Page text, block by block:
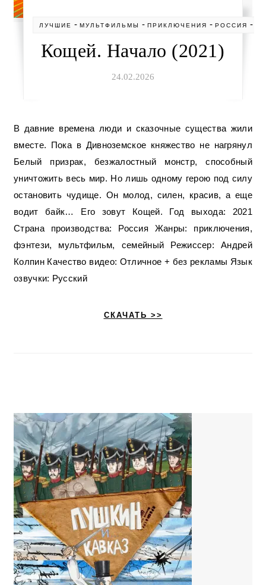
ЛУЧШИЕ -МУЛЬТФИЛЬМЫ -ПРИКЛЮЧЕНИЯ -РОССИЯ -
Кощей. Начало (2021)
24.02.2026
В давние времена люди и сказочные существа жили
вместе. Пока в Дивноземское княжество не нагрянул
Белый призрак, безжалостный монстр, способный
уничтожить весь мир. Но лишь одному герою под силу
остановить чудище. Он молод, силен, красив, а еще
водит байк… Его зовут Кощей. Год выхода: 2021
Страна производства: Россия Жанры: приключения,
фэнтези, мультфильм, семейный Режиссер: Андрей
Колпин Качество видео: Отличное + без рекламы Язык
озвучки: Русский
СКАЧАТЬ >>